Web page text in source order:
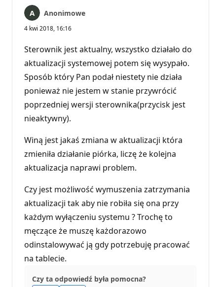
Anonimowe
4 kwi 2018, 16:16
Sterownik jest aktualny, wszystko działało do
aktualizacji systemowej potem się wysypało.
Sposób który Pan podał niestety nie działa
ponieważ nie jestem w stanie przywrócić
poprzedniej wersji sterownika(przycisk jest
nieaktywny).
Winą jest jakaś zmiana w aktualizacji która
zmieniła działanie piórka, liczę że kolejna
aktualizacja naprawi problem.
Czy jest możliwość wymuszenia zatrzymania
aktualizacji tak aby nie robiła się ona przy
każdym wyłączeniu systemu ? Trochę to
męczące że muszę każdorazowo
odinstalowywać ją gdy potrzebuję pracować
na tablecie.
Czy ta odpowiedź była pomocna?